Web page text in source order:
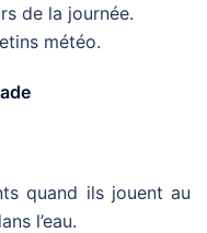
de la journée.
météo.
quand ils jouent au
l’eau.